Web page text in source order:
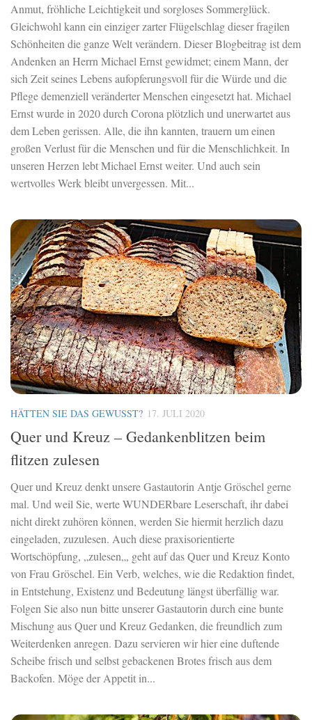
Anmut, fröhliche Leichtigkeit und sorgloses Sommerglück.
Gleichwohl kann ein einziger zarter Flügelschlag dieser fragilen
Schönheiten die ganze Welt verändern. Dieser Blogbeitrag ist dem
Andenken an Herrn Michael Ernst gewidmet; einem Mann, der
sich Zeit seines Lebens aufopferungsvoll für die Würde und die
Pflege demenziell veränderter Menschen eingesetzt hat. Michael
Ernst wurde in 2020 durch Corona plötzlich und unerwartet aus
dem Leben gerissen. Alle, die ihn kannten, trauern um einen
großen Verlust für die Menschen und für die Menschlichkeit. In
unseren Herzen lebt Michael Ernst weiter. Und auch sein
wertvolles Werk bleibt unvergessen. Mit...
HÄTTEN SIE DAS GEWUSST? 17. JULI 2020
Quer und Kreuz – Gedankenblitzen beim
flitzen zulesen
Quer und Kreuz denkt unsere Gastautorin Antje Gröschel gerne
mal. Und weil Sie, werte WUNDERbare Leserschaft, ihr dabei
nicht direkt zuhören können, werden Sie hiermit herzlich dazu
eingeladen, zuzulesen. Auch diese praxisorientierte
Wortschöpfung, „zulesen„, geht auf das Quer und Kreuz Konto
von Frau Gröschel. Ein Verb, welches, wie die Redaktion findet,
in Entstehung, Existenz und Bedeutung längst überfällig war.
Folgen Sie also nun bitte unserer Gastautorin durch eine bunte
Mischung aus Quer und Kreuz Gedanken, die freundlich zum
Weiterdenken anregen. Dazu servieren wir hier eine duftende
Scheibe frisch und selbst gebackenen Brotes frisch aus dem
Backofen. Möge der Appetit in...